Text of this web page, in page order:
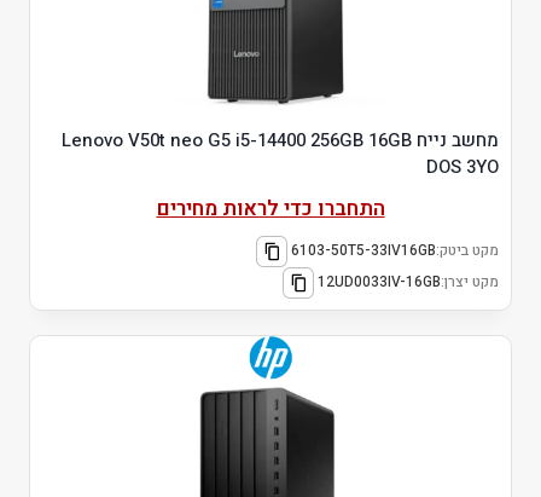
מחשב נייח Lenovo V50t neo G5 i5-14400 256GB 16GB
DOS 3YO
התחברו כדי לראות מחירים
מקט ביטק:6103-50T5-33IV16GB
מקט יצרן:12UD0033IV-16GB